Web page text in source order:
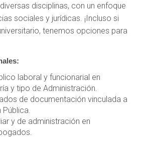
disciplinas, con un enfoque
sociales y jurídicas. ¡Incluso si
tenemos opciones para
laboral y funcionarial en
y tipo de Administración.
de documentación vinculada a
y de administración en